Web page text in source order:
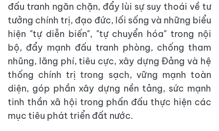
đấu tranh ngăn chặn, đẩy lùi sự suy thoái về tư
tưởng chính trị, đạo đức, lối sống và những biểu
hiện "tự diễn biến", "tự chuyển hóa" trong nội
bộ, đẩy mạnh đấu tranh phòng, chống tham
nhũng, lãng phí, tiêu cực, xây dựng Đảng và hệ
thống chính trị trong sạch, vững mạnh toàn
diện, góp phần xây dựng nền tảng, sức mạnh
tinh thần xã hội trong phấn đấu thực hiện các
mục tiêu phát triển đất nước.